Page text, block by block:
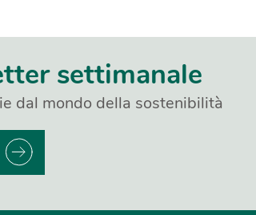
settimanale
dal mondo della sostenibilità